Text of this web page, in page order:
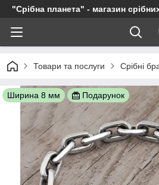
"Срібна планета" - магазин
Товари та послуги Срібні
Ширина 8 мм Подарунок